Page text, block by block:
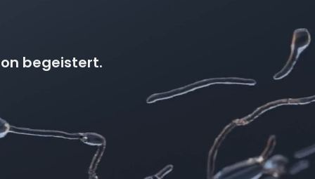
begeistert.